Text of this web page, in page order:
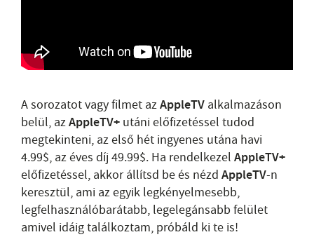
A sorozatot vagy filmet azAppleTV alkalmazáson
belül, azAppleTV+ utáni előfizetéssel tudod
megtekinteni, az első hét ingyenes utána havi
4.99$, az éves díj 49.99$. Ha rendelkezel AppleTV+
előfizetéssel, akkor állítsd be és nézd AppleTV-n
keresztül, ami az egyik legkényelmesebb,
legfelhasználóbarátabb, legelegánsabb felület
amivel idáig találkoztam, próbáld ki te is!